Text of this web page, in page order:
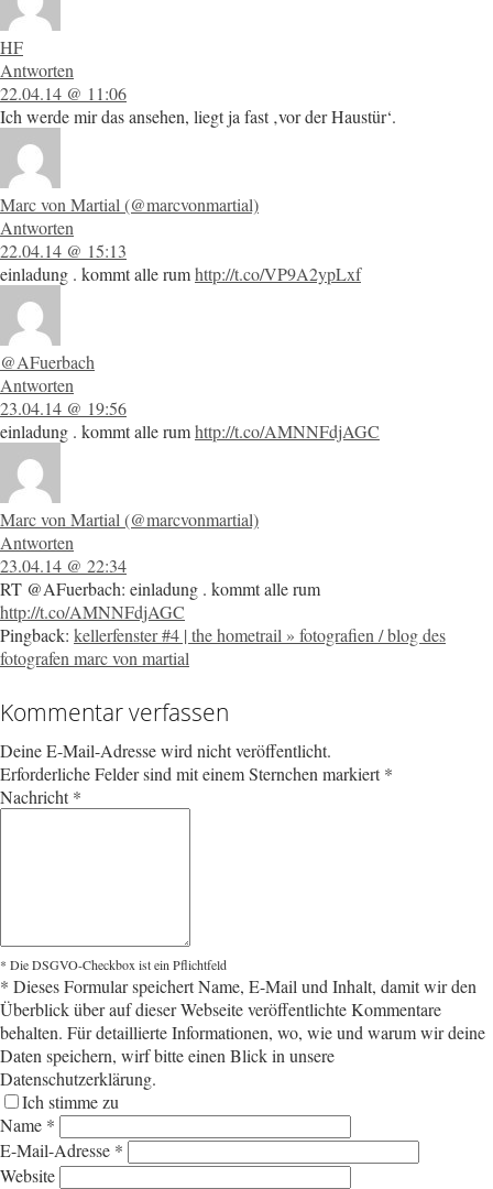
HF
Antworten
22.04.14 @ 11:06
Ich werde mir das ansehen, liegt ja fast ‚vor der Haustür‘.
Marc von Martial (@marcvonmartial)
Antworten
22.04.14 @ 15:13
einladung . kommt alle rumhttp://t.co/VP9A2ypLxf
@AFuerbach
Antworten
23.04.14 @ 19:56
einladung . kommt alle rumhttp://t.co/AMNNFdjAGC
Marc von Martial (@marcvonmartial)
Antworten
23.04.14 @ 22:34
RT @AFuerbach: einladung . kommt alle rum
http://t.co/AMNNFdjAGC
Pingback: kellerfenster #4 | the hometrail » fotografien / blog des
fotografen marc von martial
Kommentar verfassen
Deine E-Mail-Adresse wird nicht veröffentlicht.
Erforderliche Felder sind mit einem Sternchen markiert*
Nachricht*
* Die DSGVO-Checkbox ist ein Pflichtfeld
* Dieses Formular speichert Name, E-Mail und Inhalt, damit wir den
Überblick über auf dieser Webseite veröffentlichte Kommentare
behalten. Für detaillierte Informationen, wo, wie und warum wir deine
Daten speichern, wirf bitte einen Blick in unsere
Datenschutzerklärung.
Ich stimme zu
Name *
E-Mail-Adresse *
Website